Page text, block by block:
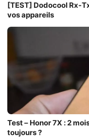
[TEST] Dodocool Rx-
vos appareils
Test – Honor 7X : 2
toujours ?